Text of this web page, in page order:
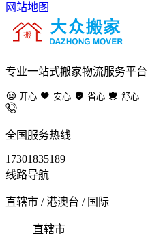
网站地图
专业一站式搬家物流服务平台
开心 安心 省心 舒心
全国服务热线
17301835189
线路导航
直辖市 /港澳台 / 国际
直辖市